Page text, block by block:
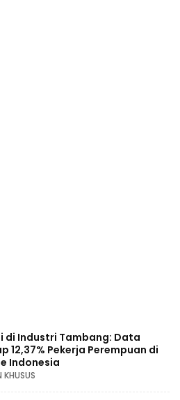
di Industri Tambang: Data
12,37% Pekerja Perempuan di
Indonesia
KHUSUS